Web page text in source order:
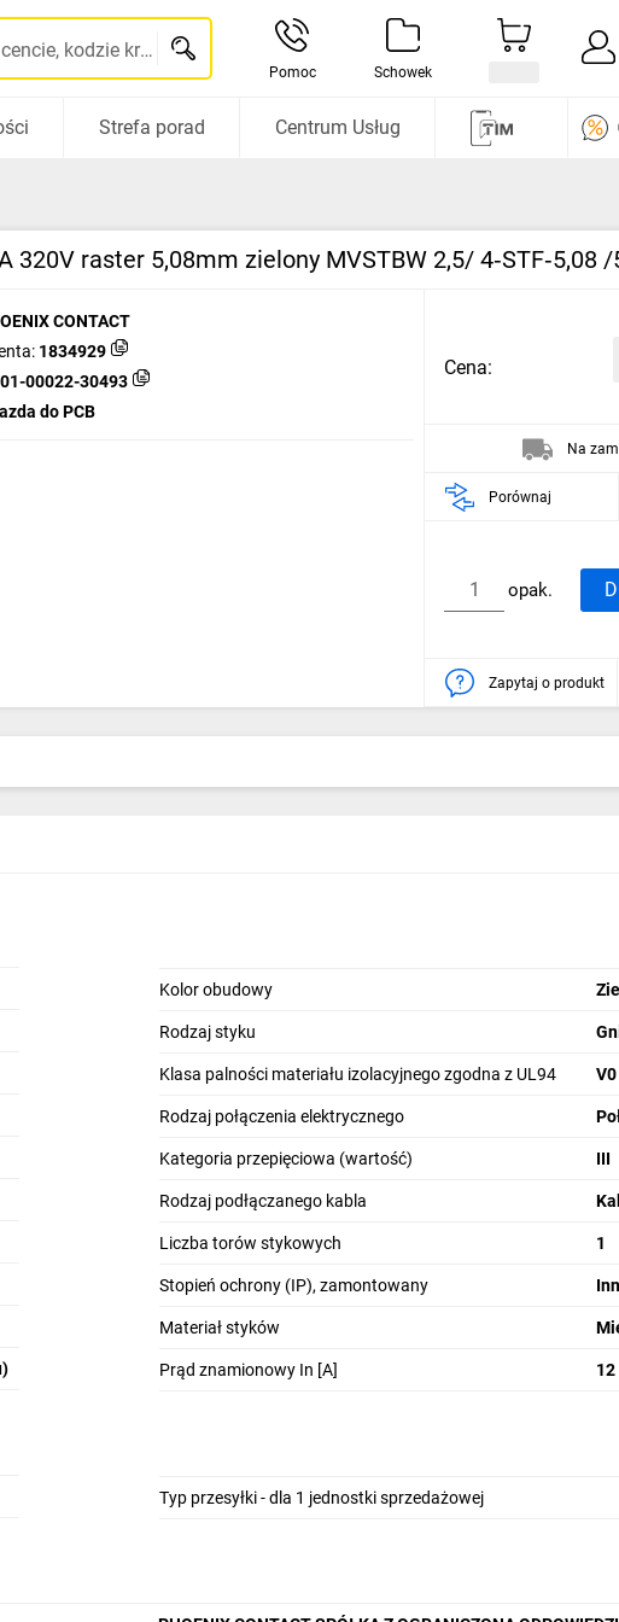
Szukaj po nazwie, indeksie, producencie, kodzie kreskowym...
Pomoc Schowek
Strefa porad Centrum Usług
320V raster 5,08mm zielony MVSTBW 2,5/ 4‑STF‑5,08
CONTACT
1834929
00022-30493
do PCB
Cena:
Na
Porównaj
opak.
Zapytaj o produkt
Kolor obudowy
Rodzaj styku
Klasa palności materiału izolacyjnego zgodna z UL94 V0
Rodzaj połączenia elektrycznego
Kategoria przepięciowa (wartość) III
Rodzaj podłączanego kabla
Liczba torów stykowych 1
Stopień ochrony (IP), zamontowany
Materiał styków
Prąd znamionowy In [A] 12
Typ przesyłki - dla 1 jednostki sprzedażowej